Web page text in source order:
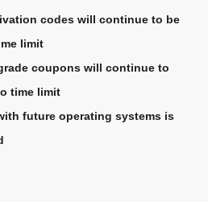
codes will continue to be
limit
coupons will continue to
time limit
future operating systems is